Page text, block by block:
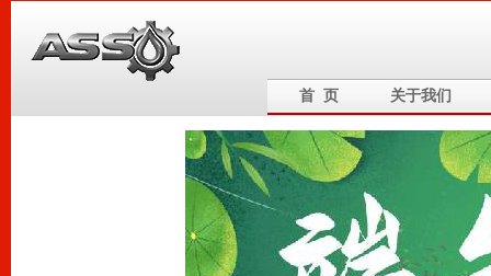
首 页 关于我们